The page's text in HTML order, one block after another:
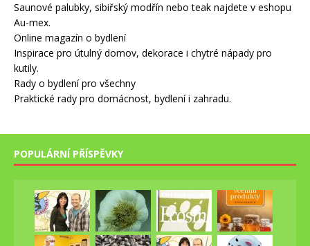
Saunové palubky, sibiřský modřín nebo teak najdete v eshopu
Au-mex.
Online magazín o bydlení
Inspirace pro útulný domov, dekorace i chytré nápady pro
kutily.
Rady o bydlení pro všechny
Praktické rady pro domácnost, bydlení i zahradu.
POPULÁRNÍ PŘÍSPĚVKY